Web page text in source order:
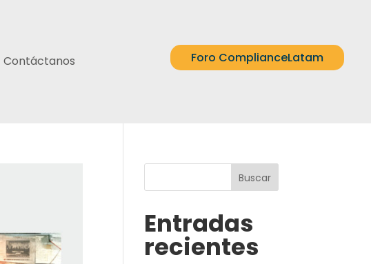
Contáctanos Foro ComplianceLatam
Buscar
Entradas
recientes